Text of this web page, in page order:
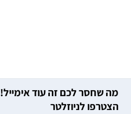
מה שחסר לכם זה עוד אימייל!
הצטרפו לניוזלטר